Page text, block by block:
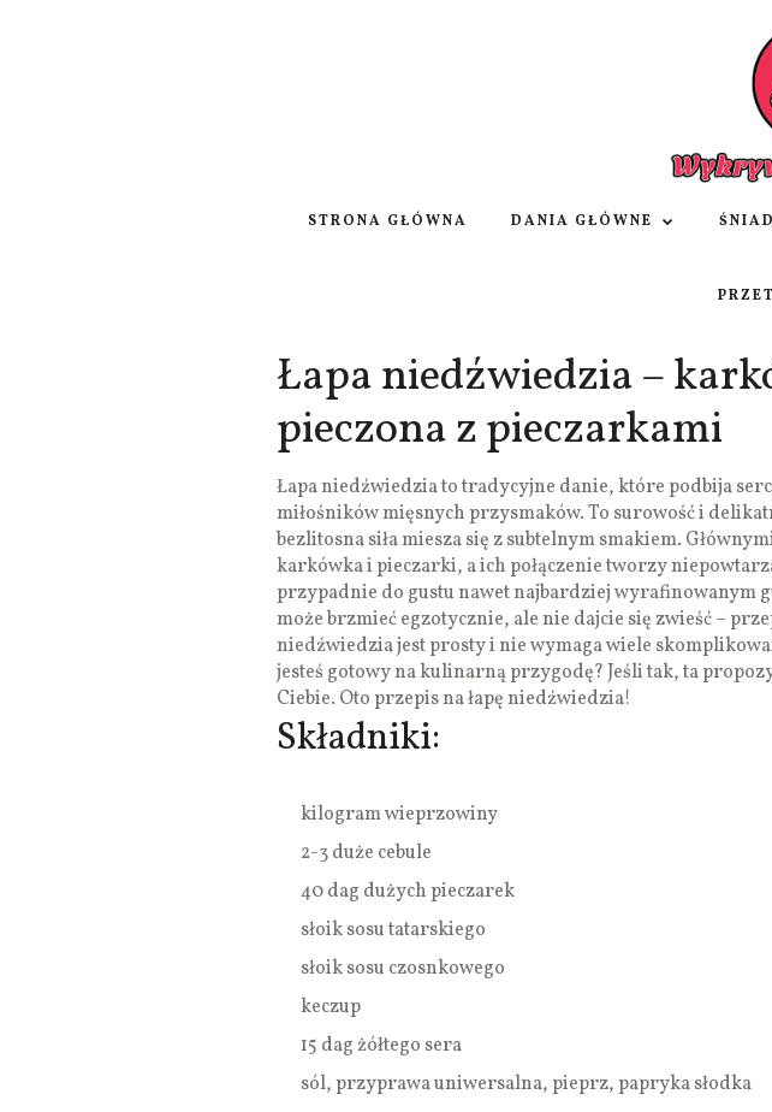
STRONA GŁÓWNA DANIA GŁÓWNE
Łapa niedźwiedzia –
pieczona z pieczarkami
Łapa niedźwiedzia to tradycyjne danie, które podbija
miłośników mięsnych przysmaków. To surowość i
bezlitosna siła miesza się z subtelnym smakiem.
karkówka i pieczarki, a ich połączenie tworzy
przypadnie do gustu nawet najbardziej wyrafinowanym
może brzmieć egzotycznie, ale nie dajcie się zwieść –
niedźwiedzia jest prosty i nie wymaga wiele
jesteś gotowy na kulinarną przygodę? Jeśli tak, ta
Ciebie. Oto przepis na łapę niedźwiedzia!
Składniki:
kilogram wieprzowiny
2-3 duże cebule
40 dag dużych pieczarek
słoik sosu tatarskiego
słoik sosu czosnkowego
keczup
15 dag żółtego sera
sól, przyprawa uniwersalna, pieprz, papryka słodka